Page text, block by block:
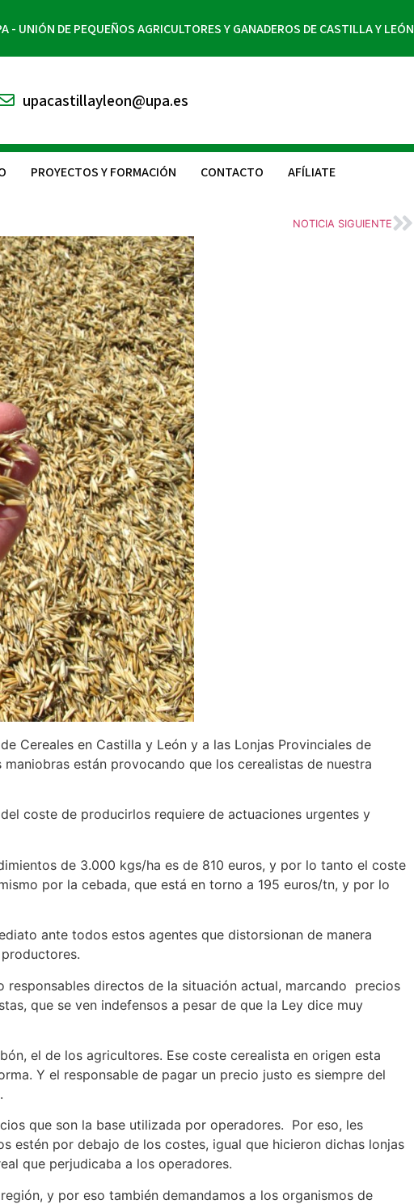
- UNIÓN DE PEQUEÑOS AGRICULTORES Y GANADEROS DE CASTILLA Y LEÓN
upacastillayleon@upa.es
PROYECTOS Y FORMACIÓN CONTACTO AFÍLIATE
NOTICIA SIGUIENTE
Cereales en Castilla y León y a las Lonjas Provinciales de
están provocando que los cerealistas de nuestra
coste de producirlos requiere de actuaciones urgentes y
de 3.000 kgs/ha es de 810 euros, y por lo tanto el coste
por la cebada, que está en torno a 195 euros/tn, y por lo
ante todos estos agentes que distorsionan de manera
productores.
responsables directos de la situación actual, marcando precios
que se ven indefensos a pesar de que la Ley dice muy
el de los agricultores. Ese coste cerealista en origen esta
Y el responsable de pagar un precio justo es siempre del
que son la base utilizada por operadores. Por eso, les
estén por debajo de los costes, igual que hicieron dichas lonjas
que perjudicaba a los operadores.
y por eso también demandamos a los organismos de